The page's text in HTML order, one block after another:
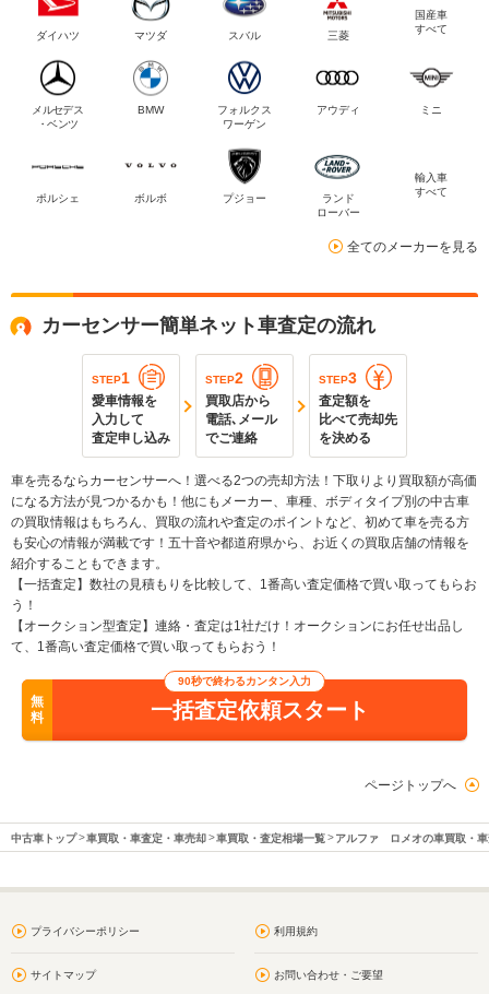
ダイハツ マツダ スバル 三菱
国産車
すべて
メルセデス
・ベンツ
BMW
フォルクス
ワーゲン
アウディ ミニ
ポルシェ ボルボ プジョー
ランド
ローバー
輸入車
すべて
全てのメーカーを見る
カーセンサー簡単ネット車査定の流れ
STEP1
愛車情報を
入力して
査定申し込み
STEP2
買取店から
電話､メール
でご連絡
STEP3
査定額を
比べて売却先
を決める
車を売るならカーセンサーへ！選べる2つの売却方法！下取りより買取額が高価
になる方法が見つかるかも！他にもメーカー、車種、ボディタイプ別の中古車
の買取情報はもちろん、買取の流れや査定のポイントなど、初めて車を売る方
も安心の情報が満載です！五十音や都道府県から、お近くの買取店舗の情報を
紹介することもできます。
【一括査定】数社の見積もりを比較して、1番高い査定価格で買い取ってもらお
う！
【オークション型査定】連絡・査定は1社だけ！オークションにお任せ出品し
て、1番高い査定価格で買い取ってもらおう！
無
料
90秒で終わるカンタン入力
一括査定依頼スタート
ページトップへ
中古車トップ 車買取・車査定・車売却 車買取・査定相場一覧 アルファ ロメオの車買取・車
プライバシーポリシー 利用規約
サイトマップ お問い合わせ・ご要望